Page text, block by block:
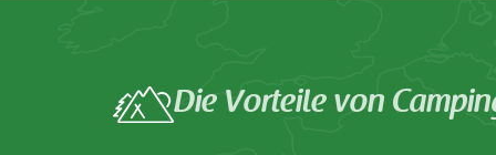
Die Vorteile von